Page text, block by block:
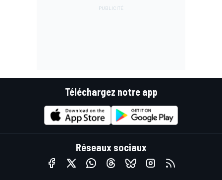
Téléchargez notre app
Réseaux sociaux